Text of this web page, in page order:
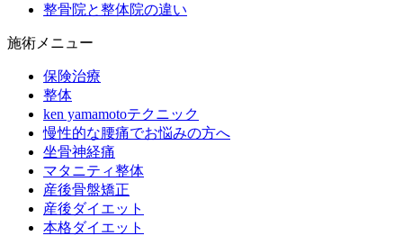
整骨院と整体院の違い
施術メニュー
保険治療
整体
ken yamamotoテクニック
慢性的な腰痛でお悩みの方へ
坐骨神経痛
マタニティ整体
産後骨盤矯正
産後ダイエット
本格ダイエット